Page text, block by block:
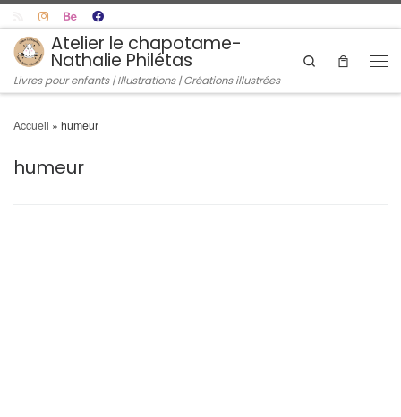
Skip to content
Atelier le chapotame-
Nathalie Philétas
Livres pour enfants | Illustrations | Créations illustrées
Search
Accueil » humeur
humeur